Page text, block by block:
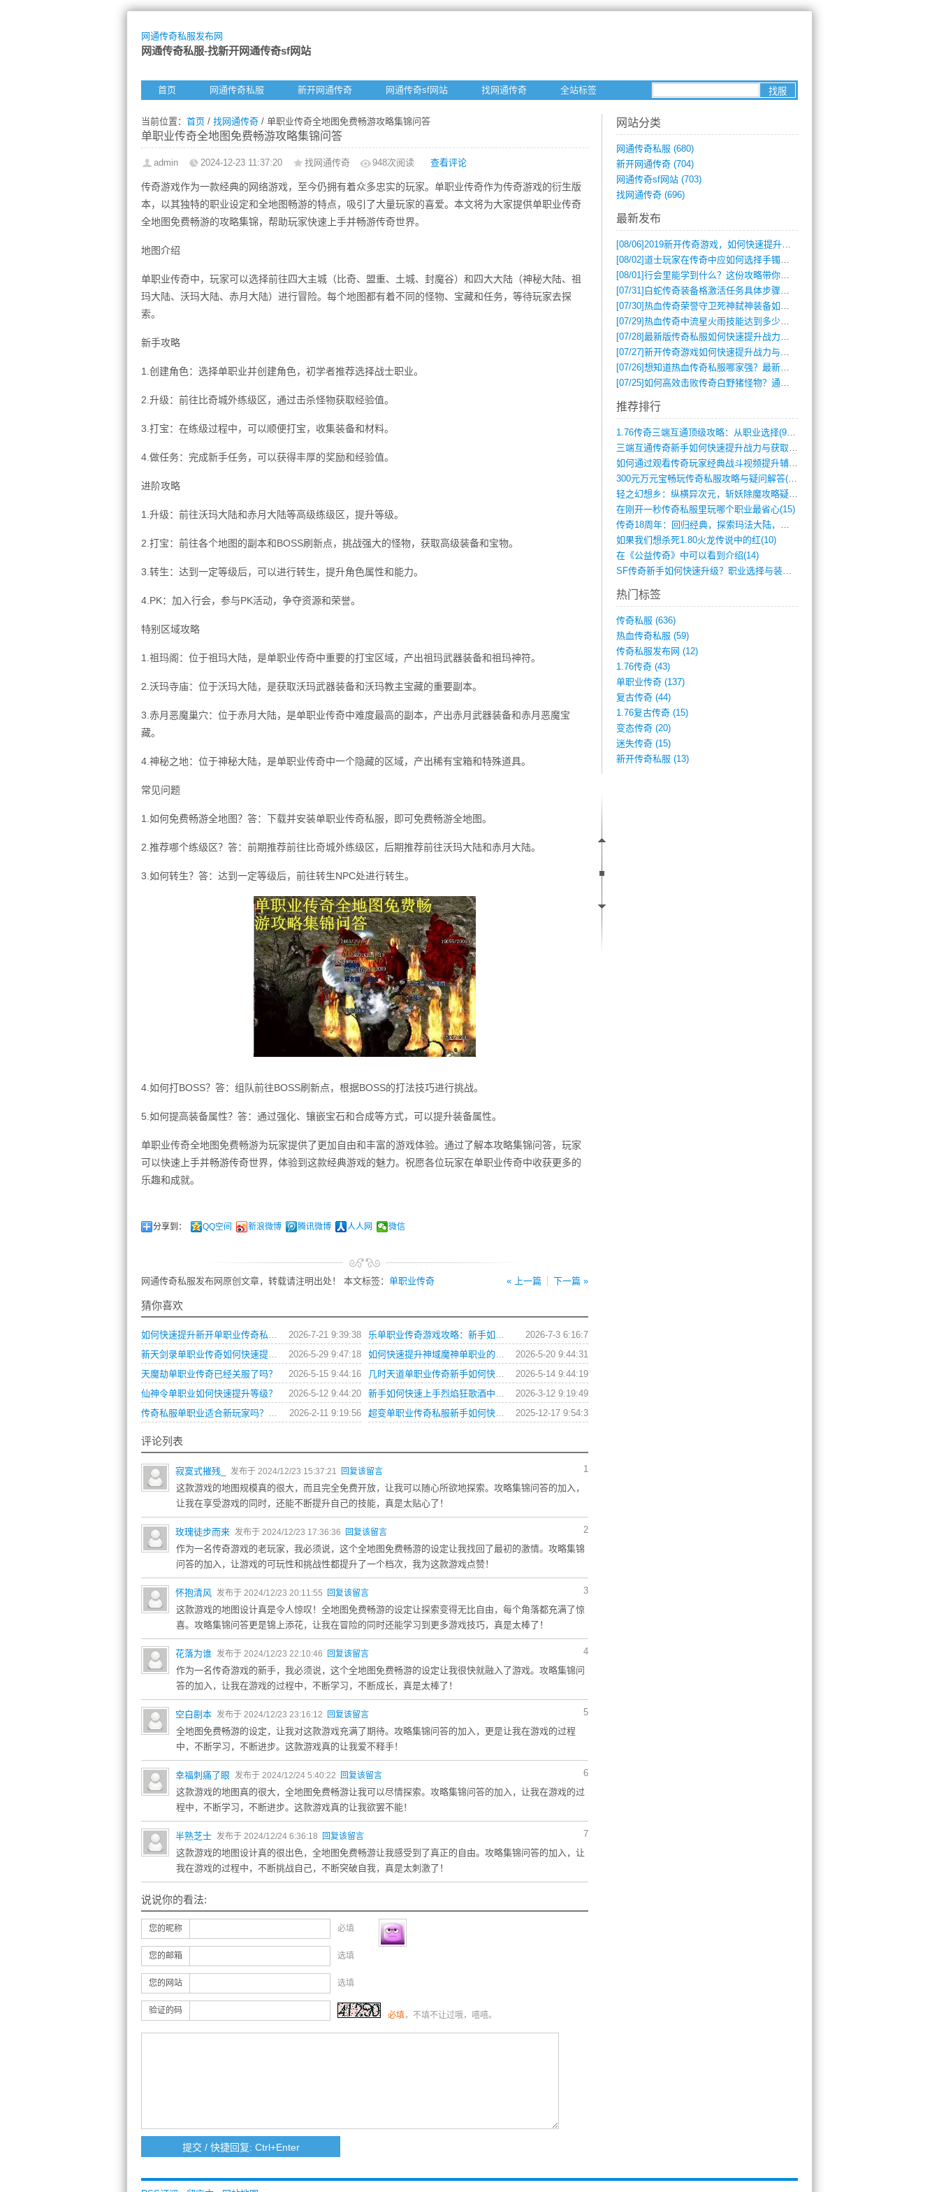
网通传奇私服发布网
网通传奇私服-找新开网通传奇sf网站
首页 网通传奇私服 新开网通传奇 网通传奇sf网站 找网通传奇 全站标签
当前位置： 首页 / 找网通传奇 / 单职业传奇全地图免费畅游攻略集锦问答
单职业传奇全地图免费畅游攻略集锦问答
admin 2024-12-23 11:37:20 找网通传奇 948次阅读 查看评论
传奇游戏作为一款经典的网络游戏，至今仍拥有着众多忠实的玩家。单职业传奇作为传奇游戏的衍生版
本，以其独特的职业设定和全地图畅游的特点，吸引了大量玩家的喜爱。本文将为大家提供单职业传奇
全地图免费畅游的攻略集锦，帮助玩家快速上手并畅游传奇世界。
地图介绍
单职业传奇中，玩家可以选择前往四大主城（比奇、盟重、土城、封魔谷）和四大大陆（神秘大陆、祖
玛大陆、沃玛大陆、赤月大陆）进行冒险。每个地图都有着不同的怪物、宝藏和任务，等待玩家去探
索。
新手攻略
1.创建角色：选择单职业并创建角色，初学者推荐选择战士职业。
2.升级：前往比奇城外练级区，通过击杀怪物获取经验值。
3.打宝：在练级过程中，可以顺便打宝，收集装备和材料。
4.做任务：完成新手任务，可以获得丰厚的奖励和经验值。
进阶攻略
1.升级：前往沃玛大陆和赤月大陆等高级练级区，提升等级。
2.打宝：前往各个地图的副本和BOSS刷新点，挑战强大的怪物，获取高级装备和宝物。
3.转生：达到一定等级后，可以进行转生，提升角色属性和能力。
4.PK：加入行会，参与PK活动，争夺资源和荣誉。
特别区域攻略
1.祖玛阁：位于祖玛大陆，是单职业传奇中重要的打宝区域，产出祖玛武器装备和祖玛神符。
2.沃玛寺庙：位于沃玛大陆，是获取沃玛武器装备和沃玛教主宝藏的重要副本。
3.赤月恶魔巢穴：位于赤月大陆，是单职业传奇中难度最高的副本，产出赤月武器装备和赤月恶魔宝
藏。
4.神秘之地：位于神秘大陆，是单职业传奇中一个隐藏的区域，产出稀有宝箱和特殊道具。
常见问题
1.如何免费畅游全地图？答：下载并安装单职业传奇私服，即可免费畅游全地图。
2.推荐哪个练级区？答：前期推荐前往比奇城外练级区，后期推荐前往沃玛大陆和赤月大陆。
3.如何转生？答：达到一定等级后，前往转生NPC处进行转生。
4.如何打BOSS？答：组队前往BOSS刷新点，根据BOSS的打法技巧进行挑战。
5.如何提高装备属性？答：通过强化、镶嵌宝石和合成等方式，可以提升装备属性。
单职业传奇全地图免费畅游为玩家提供了更加自由和丰富的游戏体验。通过了解本攻略集锦问答，玩家
可以快速上手并畅游传奇世界，体验到这款经典游戏的魅力。祝愿各位玩家在单职业传奇中收获更多的
乐趣和成就。
分享到： QQ空间 新浪微博 腾讯微博 人人网 微信
« 上一篇 下一篇 »
网通传奇私服发布网原创文章，转载请注明出处！ 本文标签： 单职业传奇
猜你喜欢
2026-7-21 9:39:38
如何快速提升新开单职业传奇私服中的角色战斗力？ 2026-7-3 6:16:7
乐单职业传奇游戏攻略：新手如何快速上手与提升战力？
2026-5-29 9:47:18
新天剑录单职业传奇如何快速提升战力？ 2026-5-20 9:44:31
如何快速提升神域魔神单职业的战斗力？
2026-5-15 9:44:16
天魔劫单职业传奇已经关服了吗？ 2026-5-14 9:44:19
几时天道单职业传奇新手如何快速提升战力？
2026-5-12 9:44:20
仙神令单职业如何快速提升等级？ 2026-3-12 9:19:49
新手如何快速上手烈焰狂歌酒中仙单职业？
2026-2-11 9:19:56
传奇私服单职业适合新玩家吗？上手小技巧都有什么？ 2025-12-17 9:54:3
超变单职业传奇私服新手如何快速提升战力与获取装备？
评论列表
1
寂寞式摧残_ 发布于 2024/12/23 15:37:21 回复该留言
这款游戏的地图规模真的很大，而且完全免费开放，让我可以随心所欲地探索。攻略集锦问答的加入，
让我在享受游戏的同时，还能不断提升自己的技能，真是太贴心了！
2
玫瑰徒步而来 发布于 2024/12/23 17:36:36 回复该留言
作为一名传奇游戏的老玩家，我必须说，这个全地图免费畅游的设定让我找回了最初的激情。攻略集锦
问答的加入，让游戏的可玩性和挑战性都提升了一个档次，我为这款游戏点赞！
3
怀抱清风 发布于 2024/12/23 20:11:55 回复该留言
这款游戏的地图设计真是令人惊叹！全地图免费畅游的设定让探索变得无比自由，每个角落都充满了惊
喜。攻略集锦问答更是锦上添花，让我在冒险的同时还能学习到更多游戏技巧，真是太棒了！
4
花落为谁 发布于 2024/12/23 22:10:46 回复该留言
作为一名传奇游戏的新手，我必须说，这个全地图免费畅游的设定让我很快就融入了游戏。攻略集锦问
答的加入，让我在游戏的过程中，不断学习，不断成长，真是太棒了！
5
空白剧本 发布于 2024/12/23 23:16:12 回复该留言
全地图免费畅游的设定，让我对这款游戏充满了期待。攻略集锦问答的加入，更是让我在游戏的过程
中，不断学习，不断进步。这款游戏真的让我爱不释手！
6
幸福刺痛了眼 发布于 2024/12/24 5:40:22 回复该留言
这款游戏的地图真的很大，全地图免费畅游让我可以尽情探索。攻略集锦问答的加入，让我在游戏的过
程中，不断学习，不断进步。这款游戏真的让我欲罢不能！
7
半熟芝士 发布于 2024/12/24 6:36:18 回复该留言
这款游戏的地图设计真的很出色，全地图免费畅游让我感受到了真正的自由。攻略集锦问答的加入，让
我在游戏的过程中，不断挑战自己，不断突破自我，真是太刺激了！
说说你的看法:
您的昵称 必填
您的邮箱 选填
您的网站 选填
验证的码 必填，不填不让过哦，嘻嘻。
网站分类
网通传奇私服 (680)
新开网通传奇 (704)
网通传奇sf网站 (703)
找网通传奇 (696)
最新发布
[08/06]2019新开传奇游戏，如何快速提升角色等级？
[08/02]道士玩家在传奇中应如何选择手镯装备？
[08/01]行会里能学到什么？这份攻略带你全掌握
[07/31] 白蛇传奇装备格激活任务具体步骤是什么？如何完成？
[07/30]热血传奇荣誉守卫死神弑神装备如何获取与佩戴攻略？
[07/29]热血传奇中流星火雨技能达到多少级可以开始练装备？
[07/28]最新版传奇私服如何快速提升战力与获取稀有装备？
[07/27]新开传奇游戏如何快速提升战力与获取稀有装备？
[07/26]想知道热血传奇私服哪家强？最新排行榜攻略全解析
[07/25]如何高效击败传奇白野猪怪物？通关技巧全解析
推荐排行
1.76传奇三端互通顶级攻略：从职业选择(972)
三端互通传奇新手如何快速提升战力与获取稀(379)
如何通过观看传奇玩家经典战斗视频提升辅助(661)
300元万元宝畅玩传奇私服攻略与疑问解答(828)
轻之幻想乡：纵横异次元，斩妖除魔攻略疑云(404)
在刚开一秒传奇私服里玩哪个职业最省心(15)
传奇18周年：回归经典，探索玛法大陆，寻(798)
如果我们想杀死1.80火龙传说中的红(10)
在《公益传奇》中可以看到介绍(14)
SF传奇新手如何快速升级？职业选择与装备(711)
热门标签
传奇私服 (636)
热血传奇私服 (59)
传奇私服发布网 (12)
1.76传奇 (43)
单职业传奇 (137)
复古传奇 (44)
1.76复古传奇 (15)
变态传奇 (20)
迷失传奇 (15)
新开传奇私服 (13)